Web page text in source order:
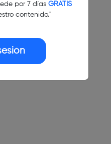
por 7 días GRATIS
contenido."